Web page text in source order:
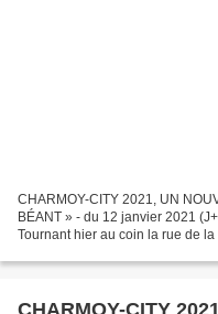
CHARMOY-CITY 2021, UN
BÉANT » - du 12 janvier 2021
Tournant hier au coin la rue de la